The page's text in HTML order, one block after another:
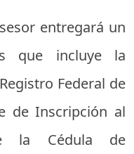
entregará un
que incluye la
Federal de
de Inscripción al
la Cédula de